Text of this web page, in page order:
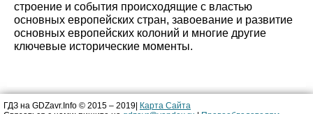
строение и события происходящие с властью
основных европейских стран, завоевание и развитие
основных европейских колоний и многие другие
ключевые исторические моменты.
ГДЗ на GDZavr.Info © 2015 – 2019| Карта Сайта